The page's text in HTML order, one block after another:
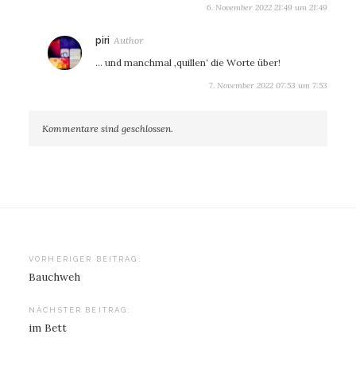
6. November 2022 21:49 um 21:49
piri sagt:
… und manchmal ‚quillen‘ die Worte über!
7. November 2022 07:53 um 7:53
Kommentare sind geschlossen.
Beitragsnavigation
VORHERIGER BEITRAG:
Bauchweh
NÄCHSTER BEITRAG:
im Bett